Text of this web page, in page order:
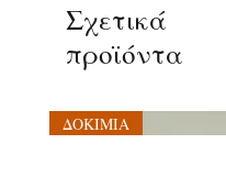
Σχετικά
προϊόντα
ΔΟΚΙΜΙΑ